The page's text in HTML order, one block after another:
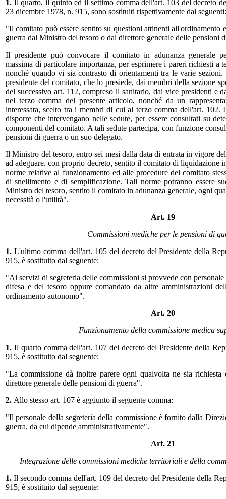
1. Il quarto, il quinto ed il settimo comma dell'art. 103 del decreto
23 dicembre 1978, n. 915, sono sostituiti rispettivamente dai seguenti:
"Il comitato può essere sentito su questioni attinenti all'ordinamento
guerra dal Ministro del tesoro o dal direttore generale delle pensioni
Il presidente può convocare il comitato in adunanza generale
massima di particolare importanza, per esprimere i pareri richiesti a
nonché quando vi sia contrasto di orientamenti tra le varie
presidente del comitato, che lo presiede, dai membri della sezione
del successivo art. 112, compreso il sanitario, dai vice presidenti e
nel terzo comma del presente articolo, nonché da un
interessata, scelto tra i membri di cui al terzo comma dell'art. 102.
disporre che intervengano nelle sedute, per essere consultati su
componenti del comitato. A tali sedute partecipa, con funzione
pensioni di guerra o un suo delegato.
Il Ministro del tesoro, entro sei mesi dalla data di entrata in vigore
ad adeguare, con proprio decreto, sentito il comitato di liquidazione
norme relative al funzionamento ed alle procedure del comitato
di snellimento e di semplificazione. Tali norme potranno essere
Ministro del tesoro, sentito il comitato in adunanza generale, ogni
necessità o l'utilità".
Art. 19
Commissioni mediche per le pensioni di
1. L'ultimo comma dell'art. 105 del decreto del Presidente della
915, è sostituito dal seguente:
"Ai servizi di segreteria delle commissioni si provvede con
difesa e del tesoro oppure comandato da altre amministrazioni
ordinamento autonomo".
Art. 20
Funzionamento della commissione medica
1. Il quarto comma dell'art. 107 del decreto del Presidente della
915, è sostituito dal seguente:
"La commissione dà inoltre parere ogni qualvolta ne sia
direttore generale delle pensioni di guerra".
2. Allo stesso art. 107 è aggiunto il seguente comma:
"Il personale della segreteria della commissione è fornito dalla
guerra, da cui dipende amministrativamente".
Art. 21
Integrazione delle commissioni mediche territoriali e della
1. Il secondo comma dell'art. 109 del decreto del Presidente della
915, è sostituito dal seguente: